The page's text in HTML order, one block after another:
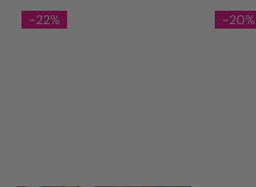
-22% -20%